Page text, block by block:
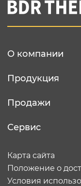
Вы
О компании
Продукция
Продажи
Сервис
Карта сайта
Положение о
Условия